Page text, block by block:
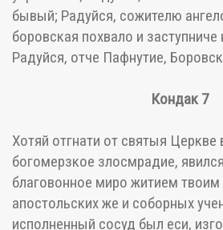
бывый; Радуйся, сожителю
боровская похвало и
Радуйся, отче Пафнутие,
Кондак 7
Хотяй отгнати от святыя Церкве
богомерзкое злосмрадие,
благовонное миро житием
апостольских же и соборных
исполненный сосуд был еси,